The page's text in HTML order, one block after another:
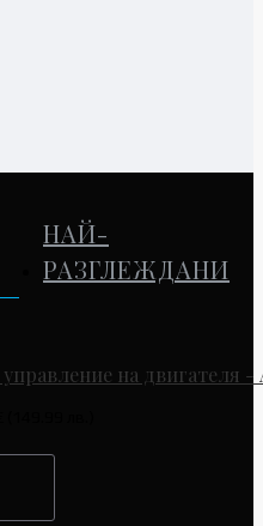
НАЙ-
РАЗГЛЕЖДАНИ
на двигателя -
лв.)